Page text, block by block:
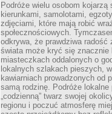
Podróże wielu osobom kojarzą
kierunkami, samolotami,
zdjęciami, które mają robić
społecznościowych.
odkrywa, że prawdziwa radość
świata może kryć się znacznie
miasteczkach oddalonych o
lokalnych szlakach pieszych,
kawiarniach prowadzonych od
samą rodzinę. Podróże
„codzienną” twarz swojej
regionu i poczuć atmosferę